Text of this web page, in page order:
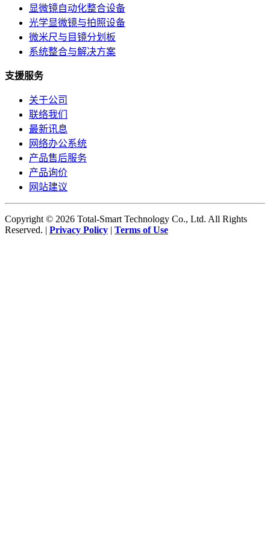
显微镜自动化整合设备
光学显微镜与拍照设备
微米尺与目镜分划板
系统整合与解决方案
支援服务
关于公司
联络我们
最新讯息
网络办公系统
产品售后服务
产品询价
网站建议
Copyright © 2026 Total-Smart Technology Co., Ltd. All Rights
Reserved. | Privacy Policy | Terms of Use